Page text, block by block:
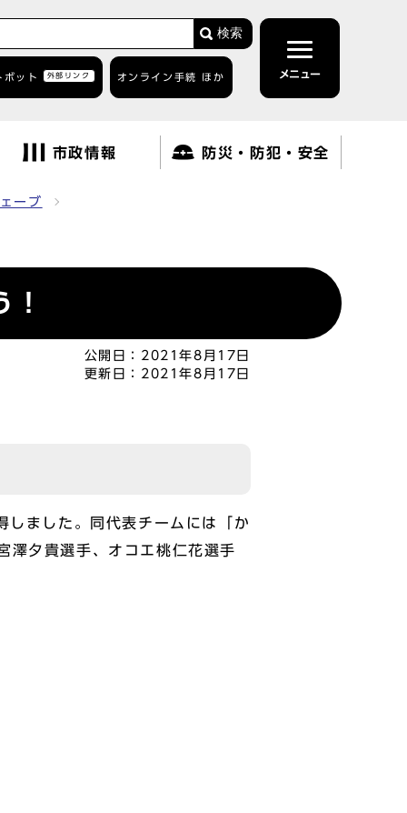
検索
ボット 外部リンク オンライン手続 ほか メニュー
市政情報 防災・防犯・安全
ーブ
公開日： 2021年8月17日
更新日： 2021年8月17日
ました。同代表チームには「か
澤夕貴選手、オコエ桃仁花選手